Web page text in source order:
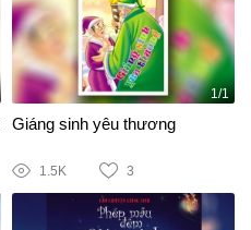
1/1
Giáng sinh yêu thương
1.5K 3